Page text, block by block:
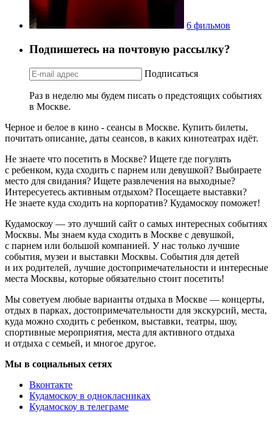
6 фильмов
Подпишетесь на почтовую рассылку?
Подписаться
Раз в неделю мы будем писать о предстоящих событиях
в Москве.
Черное и белое в кино - сеансы в Москве. Купить билеты,
почитать описание, даты сеансов, в каких кинотеатрах идёт.
Не знаете что посетить в Москве? Ищете где погулять
с ребенком, куда сходить с парнем или девушкой? Выбираете
место для свидания? Ищете развлечения на выходные?
Интересуетесь активным отдыхом? Посещаете выставки?
Не знаете куда сходить на корпоратив? Кудамоскоу поможет!
Кудамоскоу — это лучший сайт о самых интересных событиях
Москвы. Мы знаем куда сходить в Москве с девушкой,
с парнем или большой компанией. У нас только лучшие
события, музеи и выставки Москвы. События для детей
и их родителей, лучшие достопримечательности и интересные
места Москвы, которые обязательно стоит посетить!
Мы советуем любые варианты отдыха в Москве — концерты,
отдых в парках, достопримечательности для экскурсий, места,
куда можно сходить с ребенком, выставки, театры, шоу,
спортивные мероприятия, места для активного отдыха
и отдыха с семьей, и многое другое.
Мы в социальных сетях
Вконтакте
Кудамоскоу в однокласниках
Кудамоскоу в телеграме